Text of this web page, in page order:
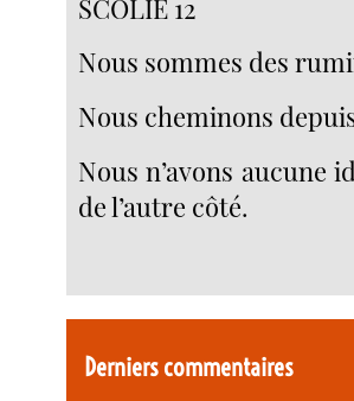
SCOLIE 12
Nous sommes des
Nous cheminons
Nous n’avons aucune
de l’autre côté.
Derniers commentaires